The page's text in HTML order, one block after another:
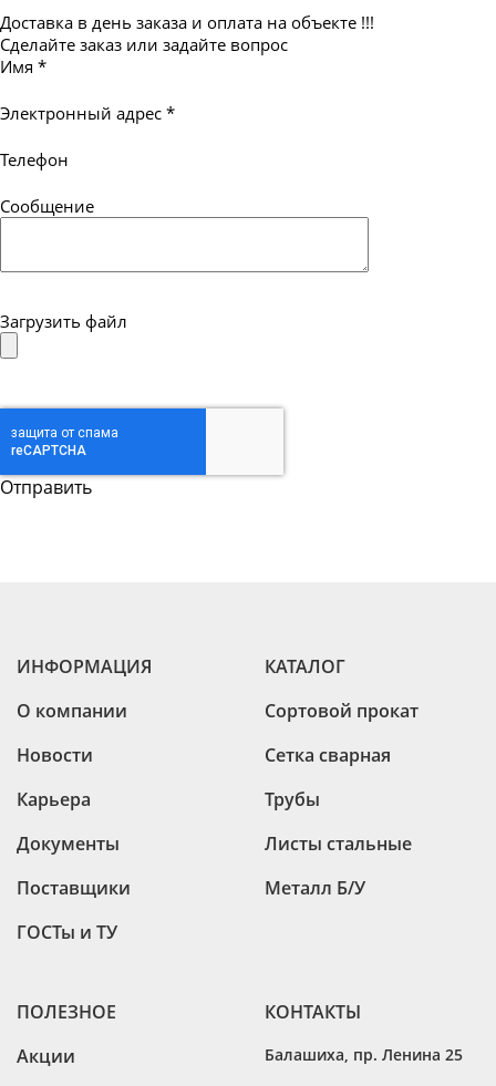
Доставка в день заказа и оплата на объекте !!!
Сделайте заказ или задайте вопрос
Имя *
Электронный адрес *
Телефон
Сообщение
Загрузить файл
ИНФОРМАЦИЯ
О компании
Новости
Карьера
Документы
Поставщики
ГОСТы и ТУ
КАТАЛОГ
Сортовой прокат
Сетка сварная
Трубы
Листы стальные
Металл Б/У
ПОЛЕЗНОЕ
Акции
КОНТАКТЫ
Балашиха пр. Ленина 25